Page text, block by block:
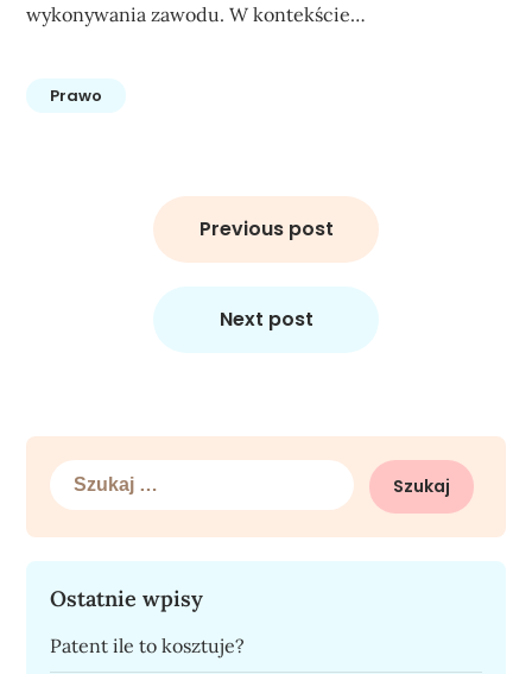
wykonywania zawodu. W kontekście…
Prawo
Previous post
Next post
Szukaj:
Ostatnie wpisy
Patent ile to kosztuje?